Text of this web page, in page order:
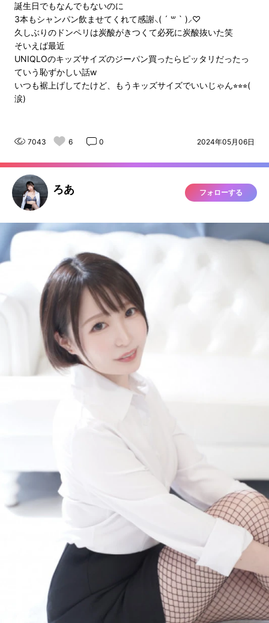
誕生日でもなんでもないのに
3本もシャンパン飲ませてくれて感謝⸜( ´ ꒳ ` )⸝♡︎
久しぶりのドンペリは炭酸がきつくて必死に炭酸抜いた笑
そいえば最近
UNIQLOのキッズサイズのジーパン買ったらピッタリだったっ
ていう恥ずかしい話w
いつも裾上げしてたけど、もうキッズサイズでいいじゃん⭐︎⭐︎⭐︎(
涙)
7043 6 0 2024年05月06日
ろあ フォローする